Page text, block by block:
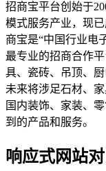
招商宝平台创始于
模式服务产业，现
商宝是“中国行业电
最专业的招商合作
具、瓷砖、吊顶、
未来将涉足石材、
国内装饰、家装、
到的产品和服务。
响应式网站